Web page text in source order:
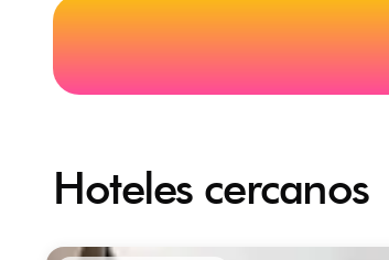
Hoteles cercanos